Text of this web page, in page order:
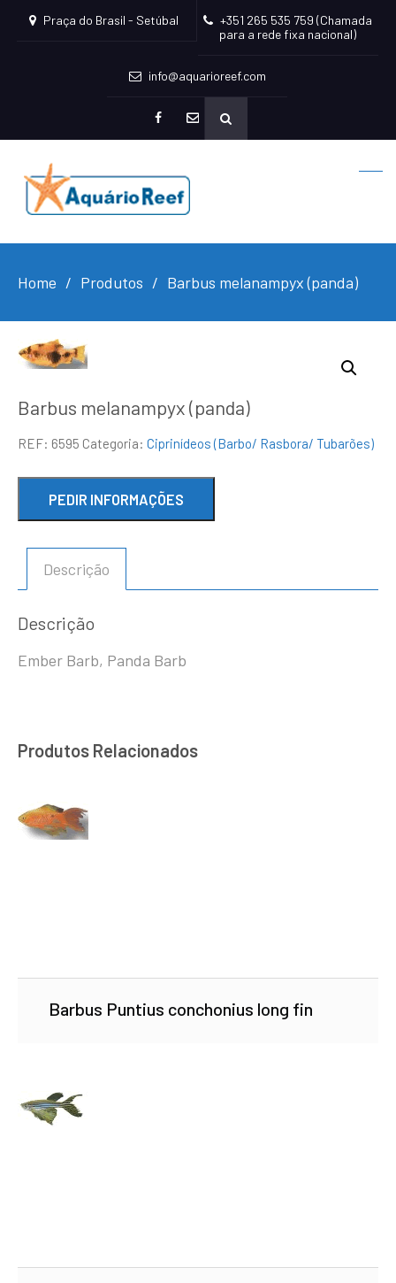
Praça do Brasil - Setúbal
+351 265 535 759 (Chamada
para a rede fixa nacional)
info@aquarioreef.com
mailto
Home Produtos Barbus melanampyx (panda)
Barbus melanampyx (panda)
REF: 6595 Categoria: Ciprinídeos (Barbo/ Rasbora/ Tubarões)
Descrição
Descrição
Ember Barb, Panda Barb
Produtos Relacionados
Barbus Puntius conchonius long fin